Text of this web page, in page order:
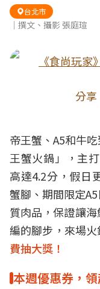
台北市
｜撰文、攝影 張庭瑄
《食尚玩家
分享
帝王蟹、A5和牛
王蟹火鍋」，主
高達4.2分，假日
蟹腳、期間限定
質肉品，保證讓
編的腳步，來場火
費抽大獎！
本週優惠券，